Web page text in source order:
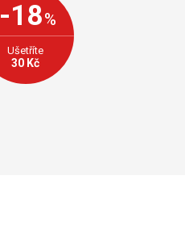
-18%
Ušetříte
30 Kč